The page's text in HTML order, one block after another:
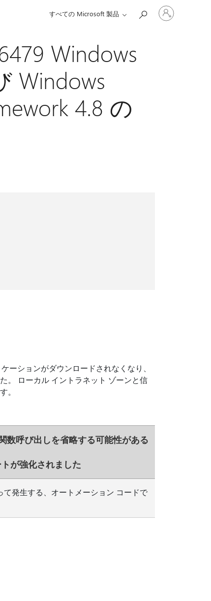
すべての Microsoft 製品
カ
Windows
Windows
4.8 の
ーションがダウンロードされなくなり、
。 ローカル イントラネット ゾーンと信
。
数呼び出しを省略する可能性がある
が強化されました
発生する、オートメーション コードで